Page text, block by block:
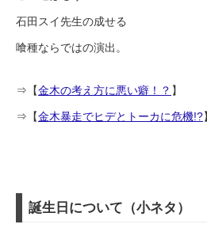
石田スイ先生の成せる
喰種ならではの演出。
⇒【金木の考え方に悪い癖！？ 】
⇒【金木暴走でヒデとトーカに危機!?】
誕生日について（小ネタ）